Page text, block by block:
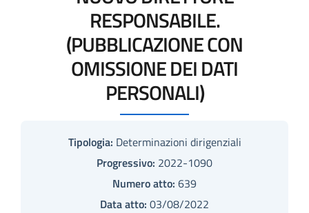
RESPONSABILE.
(PUBBLICAZIONE CON
OMISSIONE DEI DATI
PERSONALI)
Tipologia: Determinazioni dirigenziali
Progressivo: 2022-1090
Numero atto: 639
Data atto: 03/08/2022